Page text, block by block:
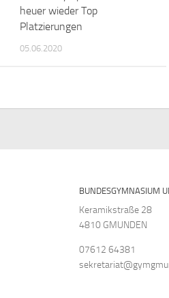
heuer wieder Top
Platzierungen
05.06.2020
BUNDESGYMNASIUM
Keramikstraße 28
4810 GMUNDEN
07612 64381